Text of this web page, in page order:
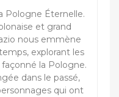
Pologne Éternelle.
et grand
nous emmène
explorant les
la Pologne.
dans le passé,
qui ont